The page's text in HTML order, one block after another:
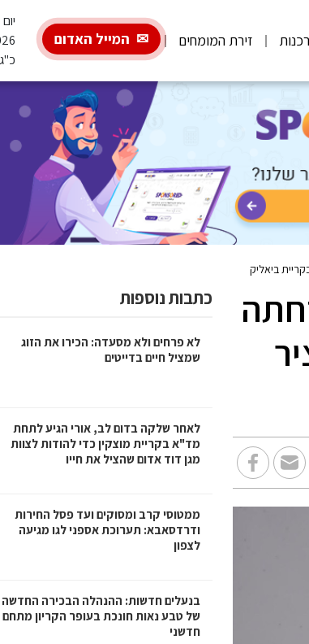
זירת המומחים המייל האדום
ביאליק
כתבות נוספות
לא פרחים ולא מסעדה: הכירו את הזוג
שמציל חיים בדייטים
לאחר שלקה בדום לב, אורי הגיע לתחת
מד"א בקריית מוצקין כדי להודות לצוות
מגן דוד אדום שהציל את חייו
ממטוסי קרב ומסוקים ועד פסל החירות
ודרדסאבא: תערוכת אספני לגו מגיעה
לצפון
בנעלים חדשות: ההנהלה הבכירה החדשה
של טבע נאות חונכת בעופר הקריון מתחם
חדשני